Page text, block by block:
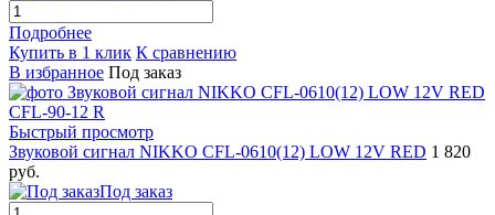
Подробнее
Купить в 1 клик К сравнению
В избранное Под заказ
Быстрый просмотр
Звуковой сигнал NIKKO CFL-0610(12) LOW 12V RED 1 820
руб.
Под заказ